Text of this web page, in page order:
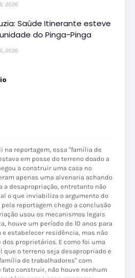
2026
Saúde Itinerante esteve
do Pinga-Pinga
2026
na reportagem, essa "família de
em posse do terreno doado a
a construir uma casa no
apenas uma alvenaria achando
a desapropriação, entretanto não
o que inviabiliza o argumento do
pela reportagem chego a conclusão
usou os mecanismos legais
houve um período de 10 anos para
estabelecer residência, mas não
proprietários. E como foi uma
que o terreno seja desapropriado e
de trabalhadores" com
fato construir, não houve nenhum